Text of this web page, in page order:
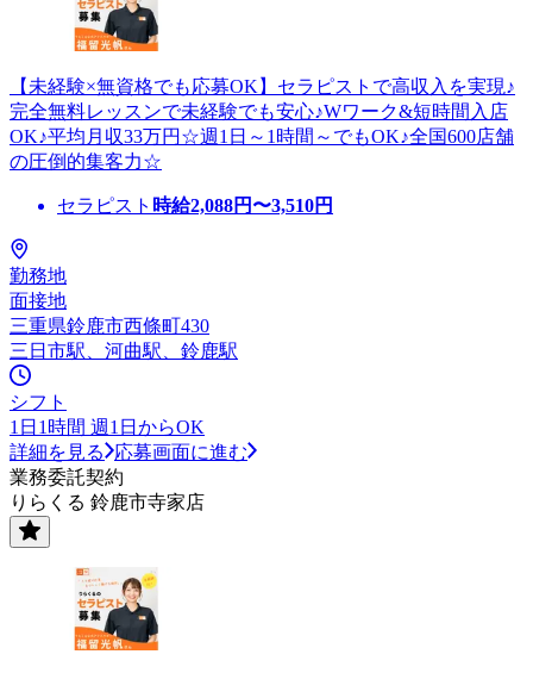
【未経験×無資格でも応募OK】セラピストで高収入を実現♪
完全無料レッスンで未経験でも安心♪Wワーク&短時間入店
OK♪平均月収33万円☆週1日～1時間～でもOK♪全国600店舗
の圧倒的集客力☆
セラピスト 時給2,088円〜3,510円
勤務地
面接地
三重県鈴鹿市西條町430
三日市駅、河曲駅、鈴鹿駅
シフト
1日1時間 週1日からOK
詳細を見る
応募画面に進む
業務委託契約
りらくる 鈴鹿市寺家店